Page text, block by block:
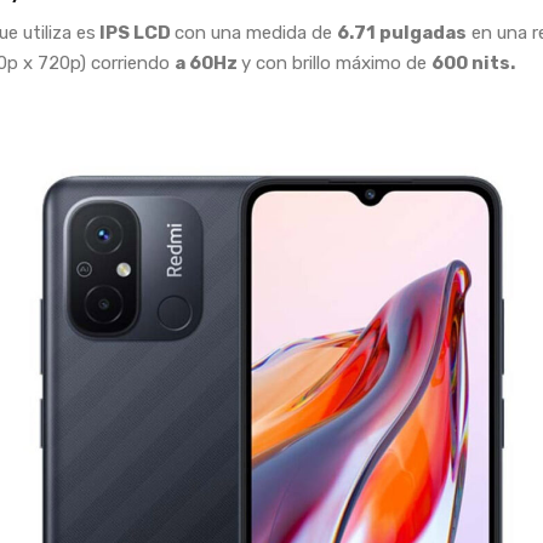
utiliza es IPS LCD con una medida de 6.71 pulgadas en una
x 720p) corriendo a 60Hz y con brillo máximo de 600 nits.